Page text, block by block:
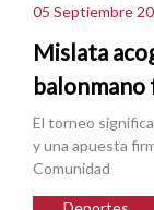
05 Septiembre
Mislata
El torneo
y una apuesta
Comunidad